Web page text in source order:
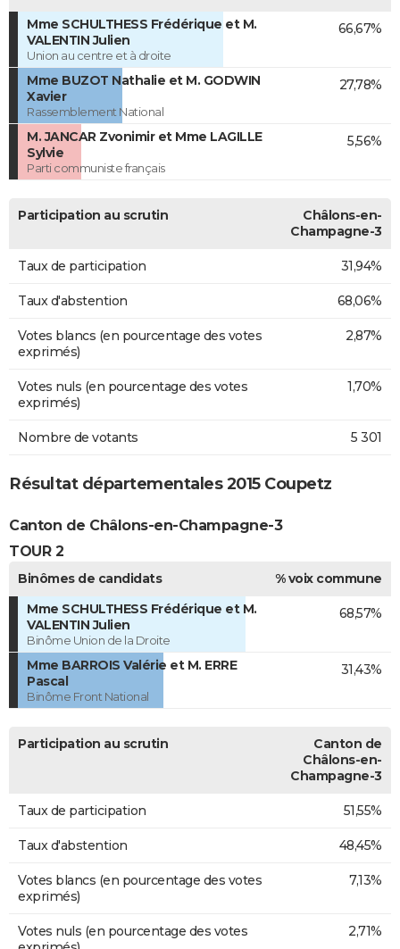
Mme SCHULTHESS Frédérique et M.
VALENTIN Julien
Union au centre et à droite
66,67%
Mme BUZOT Nathalie et M. GODWIN
Xavier
Rassemblement National
27,78%
M. JANCAR Zvonimir et Mme LAGILLE
Sylvie
Parti communiste français
5,56%
Participation au scrutin
Châlons-en-
Champagne-3
Taux de participation 31,94%
Taux d'abstention 68,06%
Votes blancs (en pourcentage des votes
exprimés)
2,87%
Votes nuls (en pourcentage des votes
exprimés)
1,70%
Nombre de votants 5 301
Résultat départementales 2015 Coupetz
Canton de Châlons-en-Champagne-3
TOUR 2
Binômes de candidats
% voix commune
Mme SCHULTHESS Frédérique et M.
VALENTIN Julien
Binôme Union de la Droite
68,57%
Mme BARROIS Valérie et M. ERRE
Pascal
Binôme Front National
31,43%
Participation au scrutin
Canton de
Châlons-en-
Champagne-3
Taux de participation 51,55%
Taux d'abstention 48,45%
Votes blancs (en pourcentage des votes
exprimés)
7,13%
Votes nuls (en pourcentage des votes
2,71%